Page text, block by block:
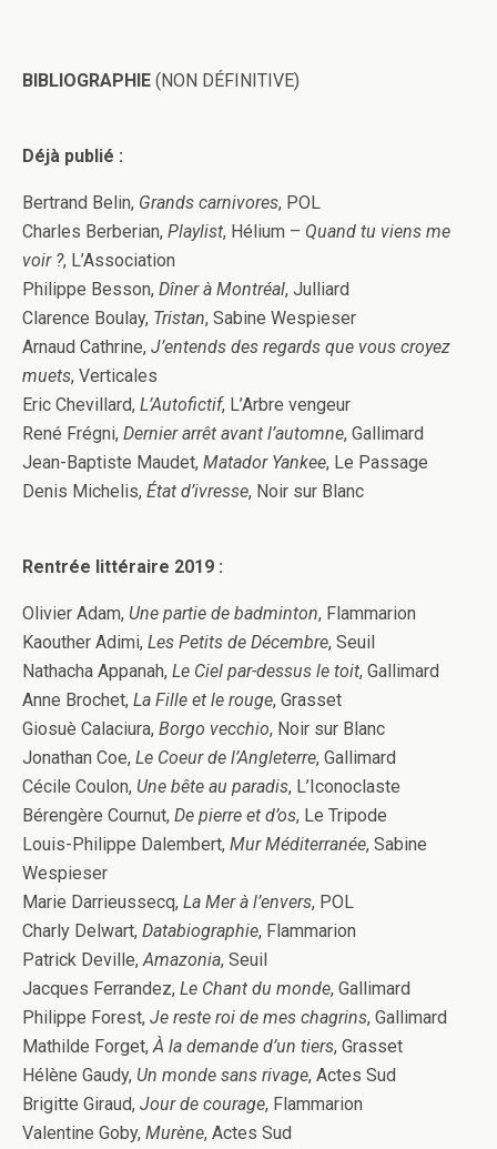
BIBLIOGRAPHIE (NON DÉFINITIVE)
Déjà publié :
Bertrand Belin, Grands carnivores, POL
Charles Berberian, Playlist, Hélium – Quand tu viens me
voir ?, L’Association
Philippe Besson, Dîner à Montréal, Julliard
Clarence Boulay, Tristan, Sabine Wespieser
Arnaud Cathrine, J’entends des regards que vous croyez
muets, Verticales
Eric Chevillard, L’Autofictif, L’Arbre vengeur
René Frégni, Dernier arrêt avant l’automne, Gallimard
Jean-Baptiste Maudet, Matador Yankee, Le Passage
Denis Michelis, État d’ivresse, Noir sur Blanc
Rentrée littéraire 2019 :
Olivier Adam, Une partie de badminton, Flammarion
Kaouther Adimi, Les Petits de Décembre, Seuil
Nathacha Appanah, Le Ciel par-dessus le toit, Gallimard
Anne Brochet, La Fille et le rouge, Grasset
Giosuè Calaciura, Borgo vecchio, Noir sur Blanc
Jonathan Coe, Le Coeur de l’Angleterre, Gallimard
Cécile Coulon, Une bête au paradis, L’Iconoclaste
Bérengère Cournut, De pierre et d’os, Le Tripode
Louis-Philippe Dalembert, Mur Méditerranée, Sabine
Wespieser
Marie Darrieussecq, La Mer à l’envers, POL
Charly Delwart, Databiographie, Flammarion
Patrick Deville,Amazonia, Seuil
Jacques Ferrandez, Le Chant du monde, Gallimard
Philippe Forest, Je reste roi de mes chagrins, Gallimard
Mathilde Forget,À la demande d’un tiers, Grasset
Hélène Gaudy, Un monde sans rivage, Actes Sud
Brigitte Giraud, Jour de courage, Flammarion
Valentine Goby, Murène, Actes Sud